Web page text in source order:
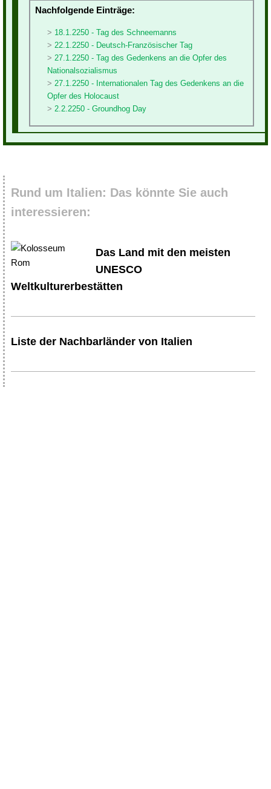
Nachfolgende Einträge:
18.1.2250 - Tag des Schneemanns
22.1.2250 - Deutsch-Französischer Tag
27.1.2250 - Tag des Gedenkens an die Opfer des
Nationalsozialismus
27.1.2250 - Internationalen Tag des Gedenkens an die
Opfer des Holocaust
2.2.2250 - Groundhog Day
Rund um Italien: Das könnte Sie auch
interessieren:
Das Land mit den meisten
UNESCO
Weltkulturerbestätten
Liste der Nachbarländer von Italien